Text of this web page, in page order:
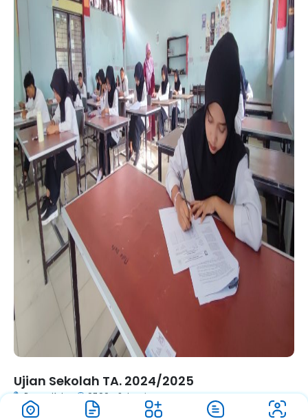
Ujian Sekolah TA. 2024/2025
Ruang Kelas 07.00 - Selesai